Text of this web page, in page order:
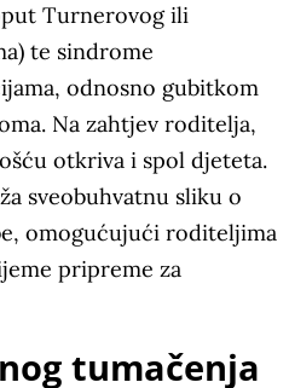
Turnerovog ili
te sindrome
odnosno gubitkom
Na zahtjev roditelja,
otkriva i spol djeteta.
sveobuhvatnu sliku o
omogućujući roditeljima
pripreme za
tumačenja